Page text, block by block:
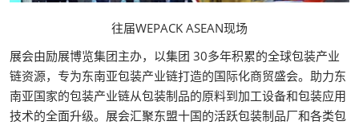
往届WEPACK ASEAN现场
展会由励展博览集团主办，以集团 30多年积累的全球包装产业
链资源，专为东南亚包装产业链打造的国际化商贸盛会。助力东
南亚国家的包装产业链从包装制品的原料到加工设备和包装应用
技术的全面升级。展会汇聚东盟十国的活跃包装制品厂和各类包